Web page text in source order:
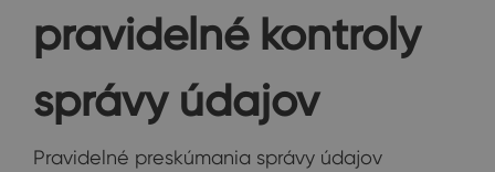
pravidelné kontroly
správy údajov
Pravidelné preskúmania správy údajov